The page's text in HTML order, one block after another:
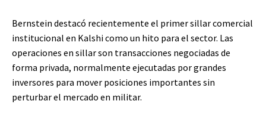
Bernstein destacó recientemente el primer sillar comercial
institucional en Kalshi como un hito para el sector. Las
operaciones en sillar son transacciones negociadas de
forma privada, normalmente ejecutadas por grandes
inversores para mover posiciones importantes sin
perturbar el mercado en militar.